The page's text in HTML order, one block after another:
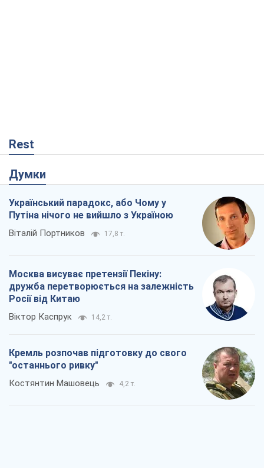
Rest
Думки
Український парадокс, або Чому у
Путіна нічого не вийшло з Україною
Віталій Портников 17,8 т.
Москва висуває претензії Пекіну:
дружба перетворюється на залежність
Росії від Китаю
Віктор Каспрук 14,2 т.
Кремль розпочав підготовку до свого
"останнього ривку"
Костянтин Машовець 4,2 т.